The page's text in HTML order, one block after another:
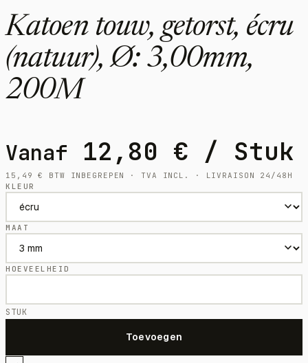
Katoen touw, getorst, écru
(natuur), Ø: 3,00mm,
200M
Vanaf 12,80 € / Stuk
15,49€
BTW INBEGREPEN · TVA INCL. · LIVRAISON 24/48H
KLEUR
MAAT
HOEVEELHEID
STUK